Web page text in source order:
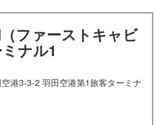
ファーストキャビ
ナル1
港3-3-2 羽田空港第1旅客ターミナ